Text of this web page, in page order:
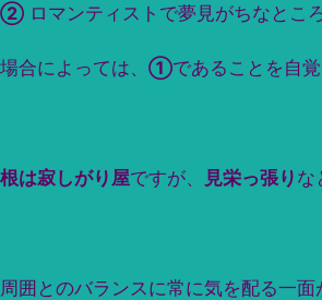
② ロマンティストで夢見がちなとこ
場合によっては、 ①であることを自
根は寂しがり屋ですが、 見栄っ張り な
周囲とのバランスに常に気を配る一面